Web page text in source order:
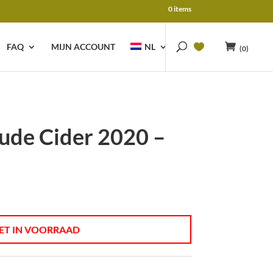
0 items
FAQ MIJN ACCOUNT NL (0)
Cider 2020 –
IN VOORRAAD